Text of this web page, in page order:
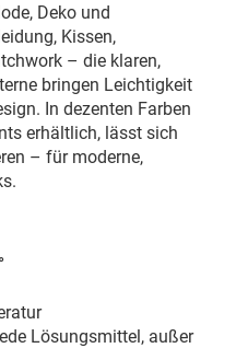
Deko und
Kissen,
– die klaren,
bringen Leichtigkeit
In dezenten Farben
erhältlich, lässt sich
– für moderne,
°
Lösungsmittel, außer